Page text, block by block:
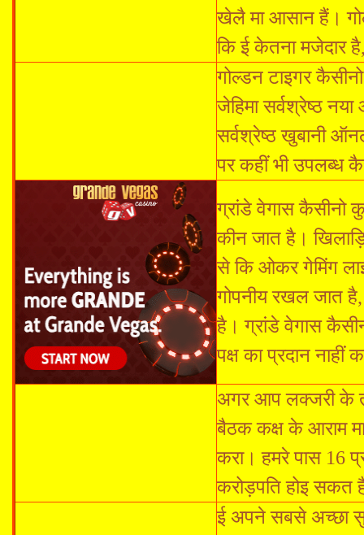
खेलै मा आसान हैं।
कि ई केतना मजेदार
गोल्डन टाइगर
जेहिमा सर्वश्रेष्ठ
सर्वश्रेष्ठ खुबानी
पर कहीं भी उपलब्ध
ग्रांडे वेगास कैसीनो
कीन जात है।
से कि ओकर गेमिंग
गोपनीय रखल जात
है। ग्रांडे वेगास
पक्ष का प्रदान नाहीं
अगर आप लक्जरी के
बैठक कक्ष के आराम
करा। हमरे पास 16
करोड़पति होइ सकत
ई अपने सबसे अच्छा